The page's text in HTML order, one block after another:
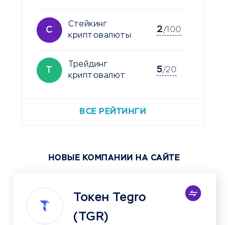
С
Стейкинг
криптовалюты
2/100
Трейдинг
криптовалют
5/20
ВСЕ РЕЙТИНГИ
НОВЫЕ КОМПАНИИ НА САЙТЕ
Токен Tegro
(TGR)